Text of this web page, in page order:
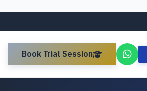
Book Trial Session